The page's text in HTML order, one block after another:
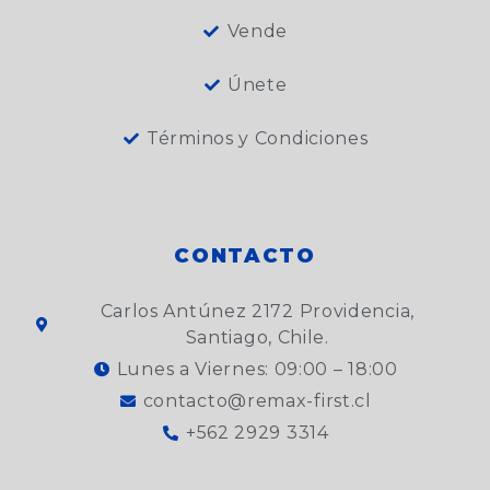
Vende
Únete
Términos y Condiciones
CONTACTO
Carlos Antúnez 2172 Providencia,
Santiago, Chile.
Lunes a Viernes: 09:00 – 18:00
contacto@remax-first.cl
+562 2929 3314